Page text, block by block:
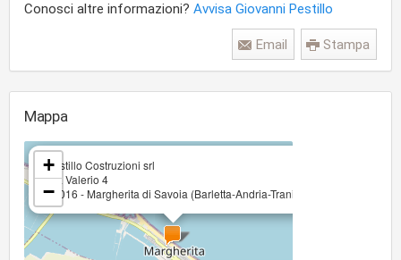
Conosci altre informazioni? Avvisa Giovanni Pestillo
Stampa
Email
Mappa
Pestillo Costruzioni srl
Via Valerio 4
76016 - Margherita di Savoia (Barletta-Andria-Trani)
+
−